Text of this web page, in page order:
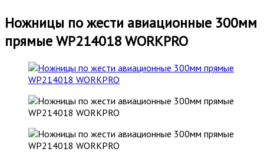
Ножницы по жести авиационные 300мм
прямые WP214018 WORKPRO